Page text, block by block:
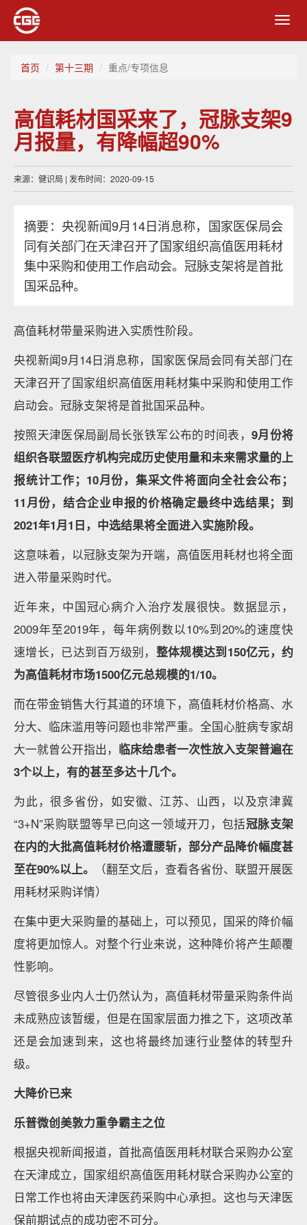
首页 第十三期 重点/专项信息
高值耗材国采来了，冠脉支架9
月报量，有降幅超90%
来源：健识局 | 发布时间：2020-09-15
摘要：央视新闻9月14日消息称，国家医保局会
同有关部门在天津召开了国家组织高值医用耗材
集中采购和使用工作启动会。冠脉支架将是首批
国采品种。
高值耗材带量采购进入实质性阶段。
央视新闻9月14日消息称，国家医保局会同有关部门在
天津召开了国家组织高值医用耗材集中采购和使用工作
启动会。冠脉支架将是首批国采品种。
按照天津医保局副局长张铁军公布的时间表， 9月份将
组织各联盟医疗机构完成历史使用量和未来需求量的上
报统计工作；10月份，集采文件将面向全社会公布；
11月份，结合企业申报的价格确定最终中选结果；到
2021年1月1日，中选结果将全面进入实施阶段。
这意味着，以冠脉支架为开端，高值医用耗材也将全面
进入带量采购时代。
近年来，中国冠心病介入治疗发展很快。数据显示，
2009年至2019年，每年病例数以10%到20%的速度快
速增长，已达到百万级别， 整体规模达到150亿元，约
为高值耗材市场1500亿元总规模的1/10。
而在带金销售大行其道的环境下，高值耗材价格高、水
分大、临床滥用等问题也非常严重。全国心脏病专家胡
大一就曾公开指出， 临床给患者一次性放入支架普遍在
3个以上，有的甚至多达十几个。
为此，很多省份，如安徽、江苏、山西，以及京津冀
“3+N”采购联盟等早已向这一领域开刀，包括冠脉支架
在内的大批高值耗材价格遭腰斩，部分产品降价幅度甚
至在90%以上。
（翻至文后，查看各省份、联盟开展医
用耗材采购详情）
在集中更大采购量的基础上，可以预见，国采的降价幅
度将更加惊人。对整个行业来说，这种降价将产生颠覆
性影响。
尽管很多业内人士仍然认为，高值耗材带量采购条件尚
未成熟应该暂缓，但是在国家层面力推之下，这项改革
还是会加速到来，这也将最终加速行业整体的转型升
级。
大降价已来
乐普微创美敦力重争霸主之位
根据央视新闻报道，首批高值医用耗材联合采购办公室
在天津成立，国家组织高值医用耗材联合采购办公室的
日常工作也将由天津医药采购中心承担。这也与天津医
保前期试点的成功密不可分。